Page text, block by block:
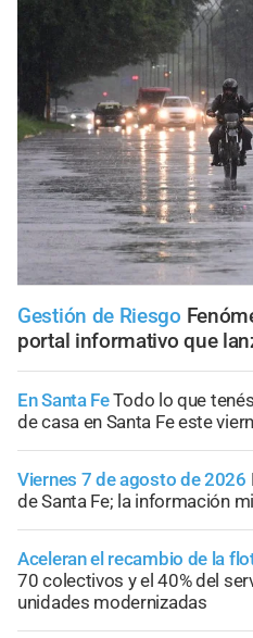
Gestión de Riesgo
portal informativo que
En Santa FeTodo lo que
de casa en Santa Fe este
Viernes 7 de agosto de 2026
de Santa Fe; la información
Aceleran el recambio de la
70 colectivos y el 40% del
unidades modernizadas